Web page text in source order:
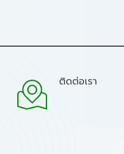
ติดต่อเรา